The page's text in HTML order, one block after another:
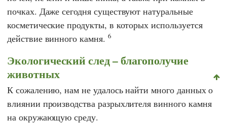
почках. Даже сегодня существуют натуральные
косметические продукты, в которых используется
действие винного камня. 6
Экологический след – благополучие
животных
К сожалению, нам не удалось найти много данных о
влиянии производства разрыхлителя винного камня
на окружающую среду.